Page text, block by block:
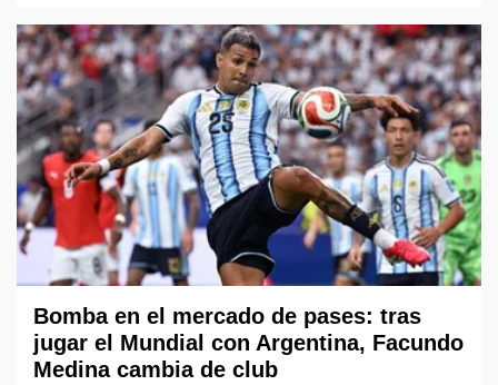
Bomba en el mercado de pases: tras
jugar el Mundial con Argentina, Facundo
Medina cambia de club